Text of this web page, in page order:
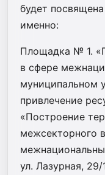
будет
именно:
Площадка № 1.
в сфере
муниципальном
привлечение
«Построение
межсекторного
ул. Лазурная,